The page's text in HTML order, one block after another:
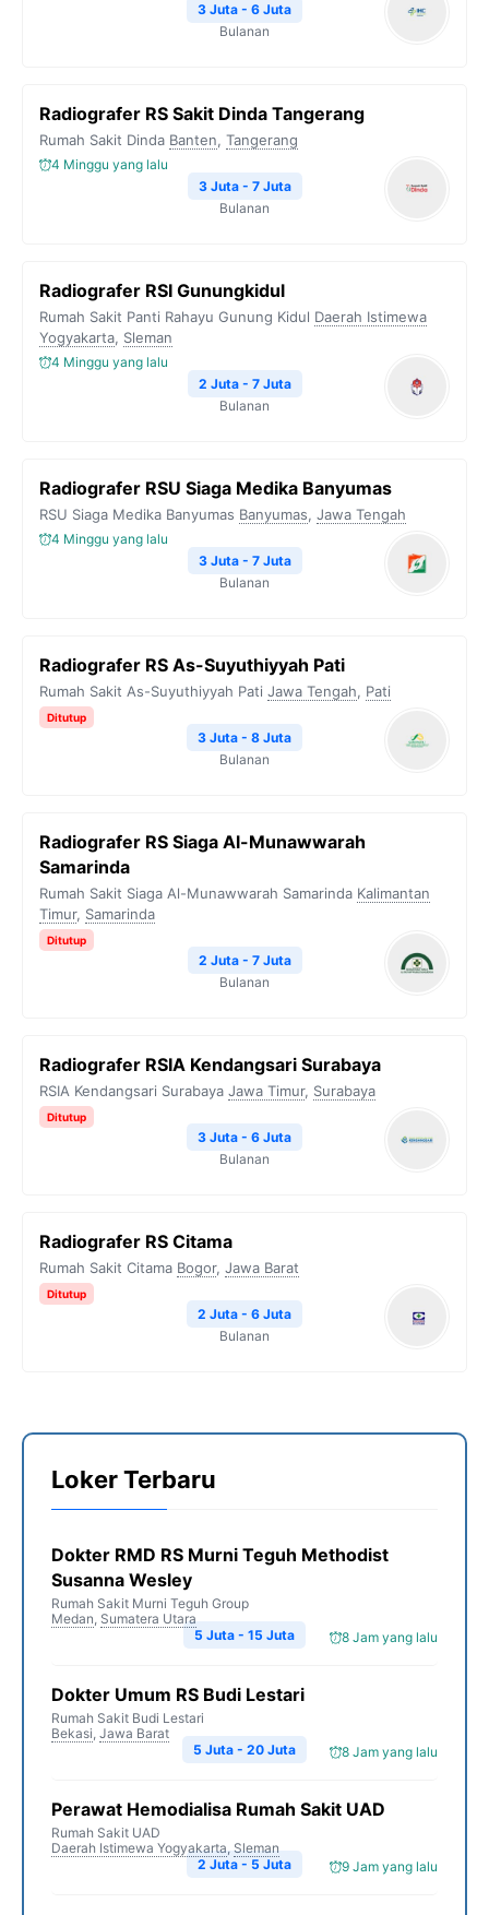
3 Juta - 6 Juta
Bulanan
Radiografer RS Sakit Dinda Tangerang
Rumah Sakit Dinda Banten, Tangerang
4 Minggu yang lalu
3 Juta - 7 Juta
Bulanan
Radiografer RSI Gunungkidul
Rumah Sakit Panti Rahayu Gunung Kidul Daerah Istimewa
Yogyakarta, Sleman
4 Minggu yang lalu
2 Juta - 7 Juta
Bulanan
Radiografer RSU Siaga Medika Banyumas
RSU Siaga Medika Banyumas Banyumas, Jawa Tengah
4 Minggu yang lalu
3 Juta - 7 Juta
Bulanan
Radiografer RS As-Suyuthiyyah Pati
Rumah Sakit As-Suyuthiyyah Pati Jawa Tengah, Pati
Ditutup
3 Juta - 8 Juta
Bulanan
Radiografer RS Siaga Al-Munawwarah
Samarinda
Rumah Sakit Siaga Al-Munawwarah Samarinda Kalimantan
Timur, Samarinda
Ditutup
2 Juta - 7 Juta
Bulanan
Radiografer RSIA Kendangsari Surabaya
RSIA Kendangsari Surabaya Jawa Timur, Surabaya
Ditutup
3 Juta - 6 Juta
Bulanan
Radiografer RS Citama
Rumah Sakit Citama Bogor, Jawa Barat
Ditutup
2 Juta - 6 Juta
Bulanan
Loker Terbaru
Dokter RMD RS Murni Teguh Methodist
Susanna Wesley
Rumah Sakit Murni Teguh Group
Medan, Sumatera Utara
8 Jam yang lalu
5 Juta - 15 Juta
Dokter Umum RS Budi Lestari
Rumah Sakit Budi Lestari
Bekasi, Jawa Barat
8 Jam yang lalu
5 Juta - 20 Juta
Perawat Hemodialisa Rumah Sakit UAD
Rumah Sakit UAD
Daerah Istimewa Yogyakarta, Sleman
9 Jam yang lalu
2 Juta - 5 Juta